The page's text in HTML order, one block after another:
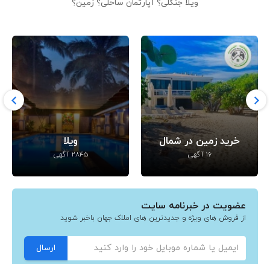
ویلا جنگلی؟ آپارتمان ساحلی؟ زمین؟
خرید زمین در شمال
16 آگهی
ویلا
2845 آگهی
عضویت در خبرنامه سایت
از فروش های ویژه و جدیدترین های املاک جهان باخبر شوید
ارسال